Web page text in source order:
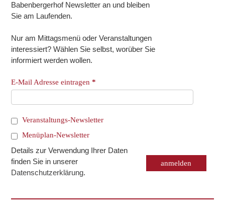
Babenbergerhof Newsletter an und bleiben
Sie am Laufenden.
Nur am Mittagsmenü oder Veranstaltungen
interessiert? Wählen Sie selbst, worüber Sie
informiert werden wollen.
E-Mail Adresse eintragen*
Veranstaltungs-Newsletter
Menüplan-Newsletter
Details zur Verwendung Ihrer Daten
finden Sie in unserer
Datenschutzerklärung.